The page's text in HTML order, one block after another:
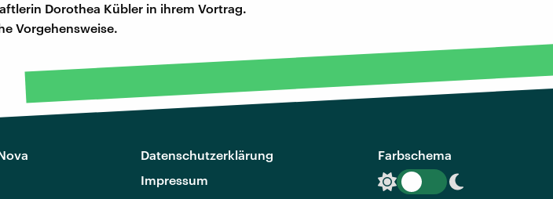
Dorothea Kübler in ihrem Vortrag.
Vorgehensweise.
Datenschutzerklärung
Impressum
Farbschema